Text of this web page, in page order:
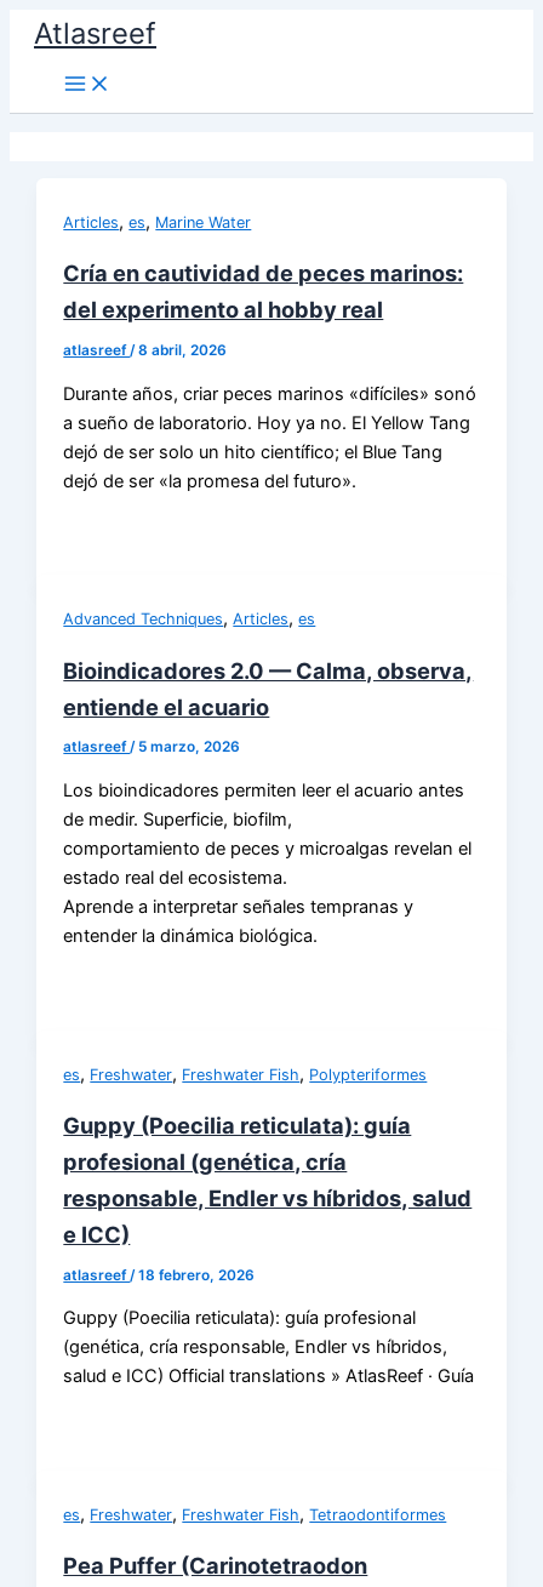
contenido
Atlasreef
Articles,es, Marine Water
Cría en cautividad de peces marinos:
del experimento al hobby real
atlasreef/8 abril, 2026
Durante años, criar peces marinos «difíciles» sonó
a sueño de laboratorio. Hoy ya no. El Yellow Tang
dejó de ser solo un hito científico; el Blue Tang
dejó de ser «la promesa del futuro».
Advanced Techniques,Articles,es
Bioindicadores 2.0 — Calma, observa,
entiende el acuario
atlasreef/ 5 marzo, 2026
Los bioindicadores permiten leer el acuario antes
de medir. Superficie, biofilm,
comportamiento de peces y microalgas revelan el
estado real del ecosistema.
Aprende a interpretar señales tempranas y
entender la dinámica biológica.
es, Freshwater, Freshwater Fish, Polypteriformes
Guppy (Poecilia reticulata): guía
profesional (genética, cría
responsable, Endler vs híbridos, salud
e ICC)
atlasreef /18 febrero, 2026
Guppy (Poecilia reticulata): guía profesional
(genética, cría responsable, Endler vs híbridos,
salud e ICC) Official translations » AtlasReef · Guía
es, Freshwater, Freshwater Fish,Tetraodontiformes
Pea Puffer (Carinotetraodon